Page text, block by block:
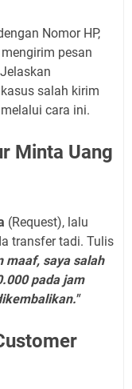
Nomor HP,
pesan
salah kirim
cara ini.
Minta Uang
(Request), lalu
transfer tadi. Tulis
maaf, saya salah
pada jam